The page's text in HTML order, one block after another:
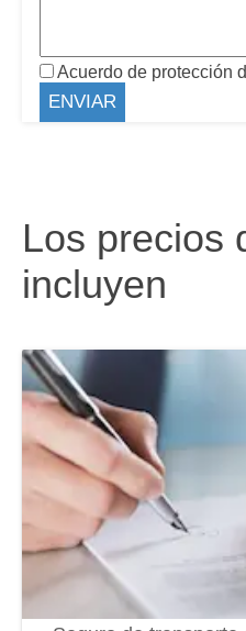
Acuerdo de protección
Los precios
incluyen